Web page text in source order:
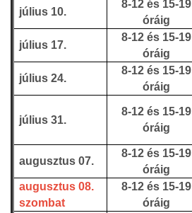
július 10.
8-12 és 15-19
óráig
július 17.
8-12 és 15-19
óráig
július 24.
8-12 és 15-19
óráig
július 31.
8-12 és 15-19
óráig
augusztus 07.
8-12 és 15-19
óráig
augusztus 08.
szombat
8-12 és 15-19
óráig